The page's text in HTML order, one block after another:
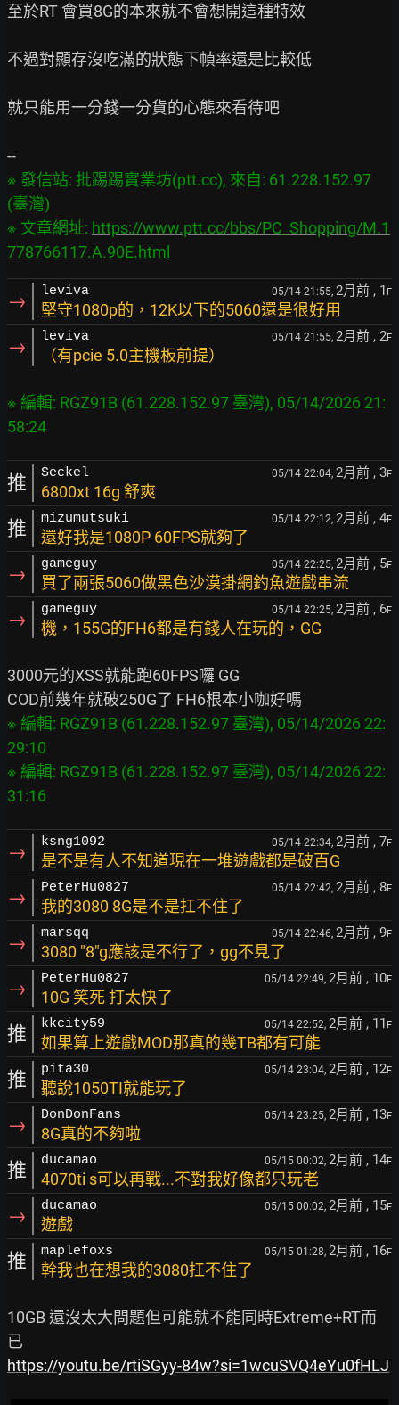
至於RT 會買8G的本來就不會想開這種特效
不過對顯存沒吃滿的狀態下幀率還是比較低
就只能用一分錢一分貨的心態來看待吧
※ 發信站: 批踢踢實業坊(ptt.cc), 來自: 61.228.152.97
(臺灣)
※ 文章網址: https://www.ptt.cc/bbs/PC_Shopping/M.1
778766117.A.90E.html
→ leviva 05/14 21:55, 2月前 , 1 F
堅守1080p的，12K以下的5060還是很好用
→ leviva 05/14 21:55, 2月前 , 2F
（有pcie 5.0主機板前提）
※ 編輯: RGZ91B (61.228.152.97 臺灣), 05/14/2026 21:
58:24
推 Seckel 05/14 22:04, 2月前 , 3F
6800xt 16g 舒爽
推 mizumutsuki 05/14 22:12, 2月前 , 4F
還好我是1080P 60FPS就夠了
→ gameguy 05/14 22:25, 2月前 , 5F
買了兩張5060做黑色沙漠掛網釣魚遊戲串流
→ gameguy 05/14 22:25, 2月前 , 6F
機，155G的FH6都是有錢人在玩的，GG
3000元的XSS就能跑60FPS囉 GG
※ 編輯: RGZ91B (61.228.152.97 臺灣), 05/14/2026 22:
29:10
※ 編輯: RGZ91B (61.228.152.97 臺灣), 05/14/2026 22:
31:16
→ ksng1092 05/14 22:34, 2月前 , 7F
是不是有人不知道現在一堆遊戲都是破百G
→ PeterHu0827 05/14 22:42, 2月前 , 8F
我的3080 8G是不是扛不住了
→ marsqq 05/14 22:46, 2月前 , 9F
3080 "8"g應該是不行了，gg不見了
→ PeterHu0827 05/14 22:49, 2月前 , 10F
10G 笑死 打太快了
推 kkcity59 05/14 22:52, 2月前 , 11 F
如果算上遊戲MOD那真的幾TB都有可能
推 pita30 05/14 23:04, 2月前 , 12F
聽說1050TI就能玩了
→ DonDonFans 05/14 23:25, 2月前 , 13F
8G真的不夠啦
推 ducamao 05/15 00:02, 2月前 , 14F
4070ti s可以再戰...不對我好像都只玩老
→ ducamao 05/15 00:02, 2月前 , 15F
遊戲
推 maplefoxs 05/15 01:28, 2月前 , 16F
幹我也在想我的3080扛不住了
10GB 還沒太大問題但可能就不能同時Extreme+RT而
https://youtu.be/rtiSGyy-84w?si=1wcuSVQ4eYu0fHLJ